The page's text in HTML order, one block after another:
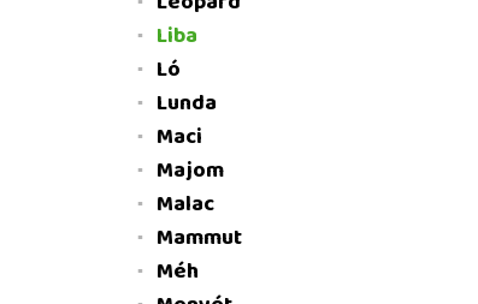
Liba
Ló
Lunda
Maci
Majom
Malac
Mammut
Méh